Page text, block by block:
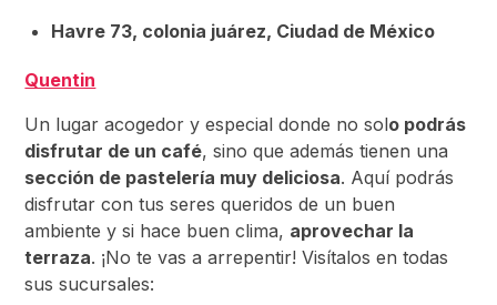
Havre 73, colonia juárez, Ciudad de México
Quentin
Un lugar acogedor y especial donde no solo podrás
disfrutar de un café, sino que además tienen una
sección de pastelería muy deliciosa. Aquí podrás
disfrutar con tus seres queridos de un buen
ambiente y si hace buen clima, aprovechar la
terraza. ¡No te vas a arrepentir! Visítalos en todas
sus sucursales: